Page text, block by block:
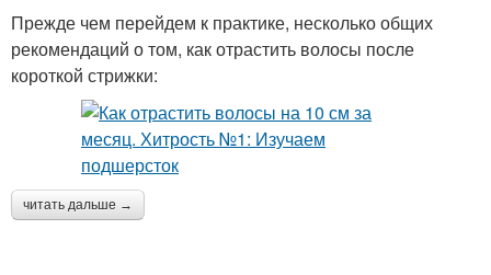
Прежде чем перейдем к практике, несколько общих
рекомендаций о том, как отрастить волосы после
короткой стрижки:
читать дальше →